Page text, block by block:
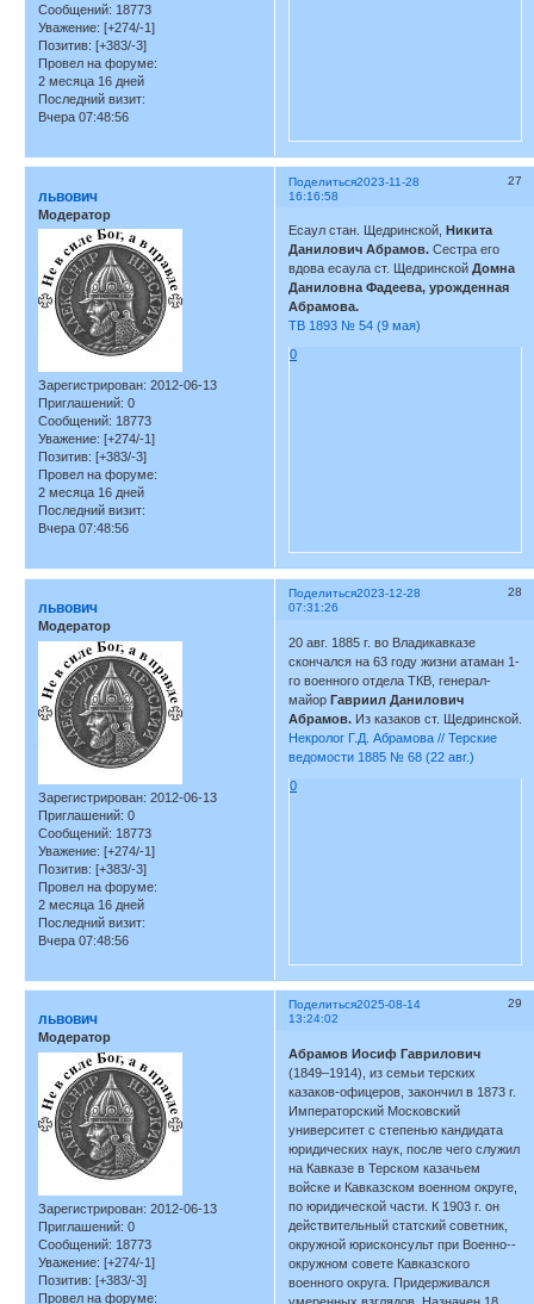
Сообщений: 18773
Уважение: [+274/-1]
Позитив: [+383/-3]
Провел на форуме:
2 месяца 16 дней
Последний визит:
Вчера 07:48:56
Поделиться 27
2023-11-28
16:16:58
львович
Модератор
Зарегистрирован: 2012-06-13
Приглашений: 0
Сообщений: 18773
Уважение: [+274/-1]
Позитив: [+383/-3]
Провел на форуме:
2 месяца 16 дней
Последний визит:
Вчера 07:48:56
Есаул стан. Щедринской,
Никита
Данилович Абрамов. Сестра его
вдова есаула ст. ЩедринскойДомна
Даниловна Фадеева, урожденная
Абрамова.
ТВ 1893 № 54 (9 мая)
0
Поделиться 28
2023-12-28
07:31:26
львович
Модератор
Зарегистрирован: 2012-06-13
Приглашений: 0
Сообщений: 18773
Уважение: [+274/-1]
Позитив: [+383/-3]
Провел на форуме:
2 месяца 16 дней
Последний визит:
Вчера 07:48:56
20 авг. 1885 г. во Владикавказе
скончался на 63 году жизни атаман 1-
го военного отдела ТКВ, генерал-
майорГавриил Данилович
Абрамов. Из казаков ст. Щедринской.
Некролог Г.Д. Абрамова // Терские
ведомости 1885 № 68 (22 авг.)
0
Поделиться 29
2025-08-14
13:24:02
львович
Модератор
Зарегистрирован: 2012-06-13
Приглашений: 0
Сообщений: 18773
Уважение: [+274/-1]
Позитив: [+383/-3]
Провел на форуме:
Абрамов Иосиф Гаврилович
(1849–1914), из семьи терских
казаков-­офицеров, закончил в 1873 г.
Императорский Московский
университет с степенью кандидата
юридических наук, после чего служил
на Кавказе в Терском казачьем
войске и Кавказском военном округе,
по юридической части. К 1903 г. он
действительный статский советник,
окружной юрисконсульт при Военно-­
окружном совете Кавказского
военного округа. Придерживался